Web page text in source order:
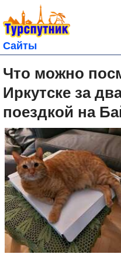
Сайты
Что можно
Иркутске за
поездкой на